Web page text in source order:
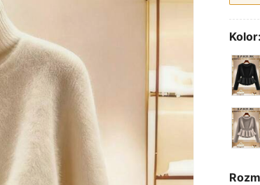
Kolor: